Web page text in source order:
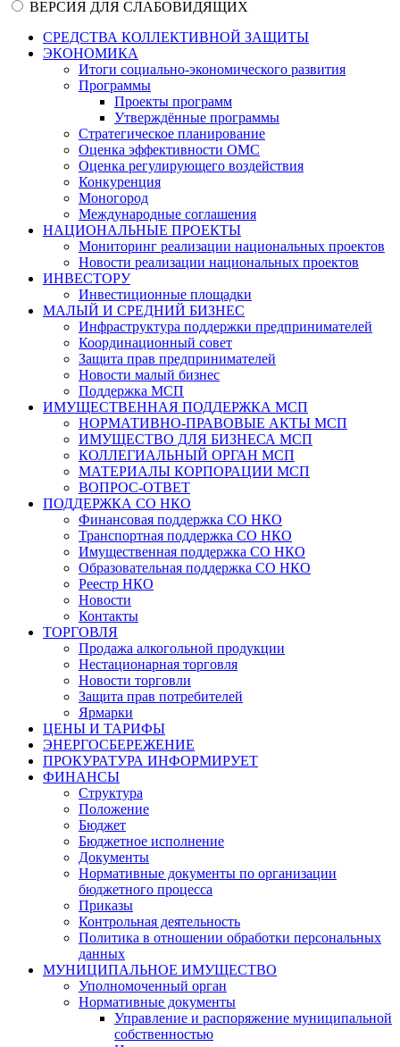
ВЕРСИЯ ДЛЯ СЛАБОВИДЯЩИХ
СРЕДСТВА КОЛЛЕКТИВНОЙ ЗАЩИТЫ
ЭКОНОМИКА
Итоги социально-экономического развития
Программы
Проекты программ
Утверждённые программы
Стратегическое планирование
Оценка эффективности ОМС
Оценка регулирующего воздействия
Конкуренция
Моногород
Международные соглашения
НАЦИОНАЛЬНЫЕ ПРОЕКТЫ
Мониторинг реализации национальных проектов
Новости реализации национальных проектов
ИНВЕСТОРУ
Инвестиционные площадки
МАЛЫЙ И СРЕДНИЙ БИЗНЕС
Инфраструктура поддержки предпринимателей
Координационный совет
Защита прав предпринимателей
Новости малый бизнес
Поддержка МСП
ИМУЩЕСТВЕННАЯ ПОДДЕРЖКА МСП
НОРМАТИВНО-ПРАВОВЫЕ АКТЫ МСП
ИМУЩЕСТВО ДЛЯ БИЗНЕСА МСП
КОЛЛЕГИАЛЬНЫЙ ОРГАН МСП
МАТЕРИАЛЫ КОРПОРАЦИИ МСП
ВОПРОС-ОТВЕТ
ПОДДЕРЖКА СО НКО
Финансовая поддержка СО НКО
Транспортная поддержка СО НКО
Имущественная поддержка СО НКО
Образовательная поддержка СО НКО
Реестр НКО
Новости
Контакты
ТОРГОВЛЯ
Продажа алкогольной продукции
Нестационарная торговля
Новости торговли
Защита прав потребителей
Ярмарки
ЦЕНЫ И ТАРИФЫ
ЭНЕРГОСБЕРЕЖЕНИЕ
ПРОКУРАТУРА ИНФОРМИРУЕТ
ФИНАНСЫ
Структура
Положение
Бюджет
Бюджетное исполнение
Документы
Нормативные документы по организации
бюджетного процесса
Приказы
Контрольная деятельность
Политика в отношении обработки персональных
данных
МУНИЦИПАЛЬНОЕ ИМУЩЕСТВО
Уполномоченный орган
Нормативные документы
Управление и распоряжение муниципальной
собственностью